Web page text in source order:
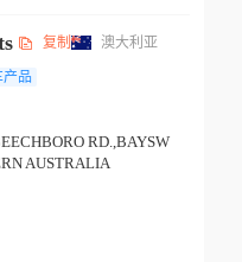
复制 澳大利亚
产品
RD.,BAYSW
AUSTRALIA